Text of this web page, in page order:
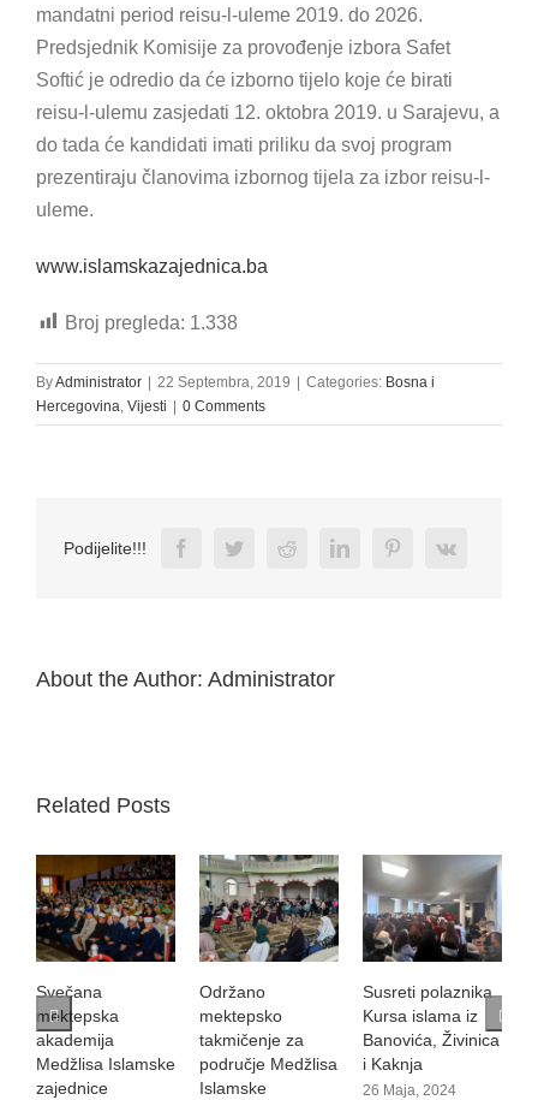
mandatni period reisu-l-uleme 2019. do 2026.
Predsjednik Komisije za provođenje izbora Safet
Softić je odredio da će izborno tijelo koje će birati
reisu-l-ulemu zasjedati 12. oktobra 2019. u Sarajevu, a
do tada će kandidati imati priliku da svoj program
prezentiraju članovima izbornog tijela za izbor reisu-l-
uleme.
www.islamskazajednica.ba
Broj pregleda: 1.338
ByAdministrator | 22 Septembra, 2019 | Categories: Bosna i
Hercegovina Vijesti | 0 Comments
Podijelite!!! FacebookTwitterRedditLinkedInPinterestVk
About the Author: Administrator
Related Posts
Svečana
mektepska
akademija
Medžlisa Islamske
zajednice
Održano
mektepsko
takmičenje za
područje Medžlisa
Islamske
Susreti polaznika
Kursa islama iz
Banovića, Živinica
i Kaknja
26 Maja, 2024